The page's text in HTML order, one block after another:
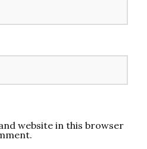
website in this browser